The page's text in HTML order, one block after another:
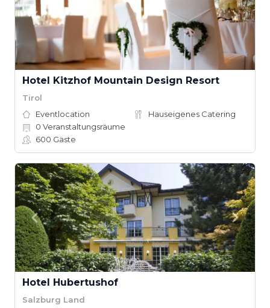
Hotel Kitzhof Mountain Design Resort
Tirol
Eventlocation
Hauseigenes Catering
0 Veranstaltungsräume
600 Gäste
Hotel Hubertushof
Salzburg Land